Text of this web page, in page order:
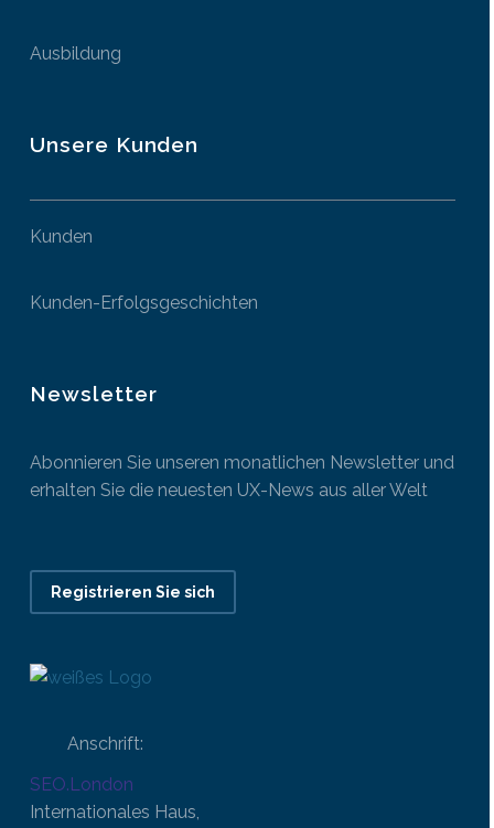
Ausbildung
Unsere Kunden
Kunden
Kunden-Erfolgsgeschichten
Newsletter
Abonnieren Sie unseren monatlichen Newsletter und
erhalten Sie die neuesten UX-News aus aller Welt
Registrieren Sie sich
Anschrift:
SEO.London
Internationales Haus,